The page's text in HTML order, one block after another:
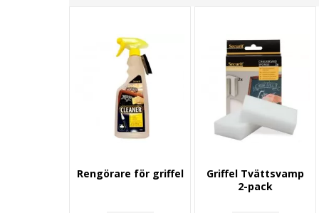
Rengörare för griffel
Griffel Tvättsvamp
2-pack